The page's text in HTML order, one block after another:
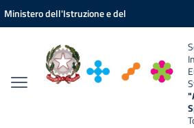
Vai ai contenuti
Vai al menu di navigazione
Vai al footer
Ministero dell'Istruzione e del